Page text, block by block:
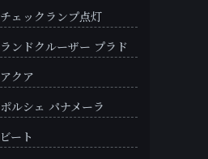
チェックランプ点灯
ランドクルーザー プラド
アクア
ポルシェ パナメーラ
ビート